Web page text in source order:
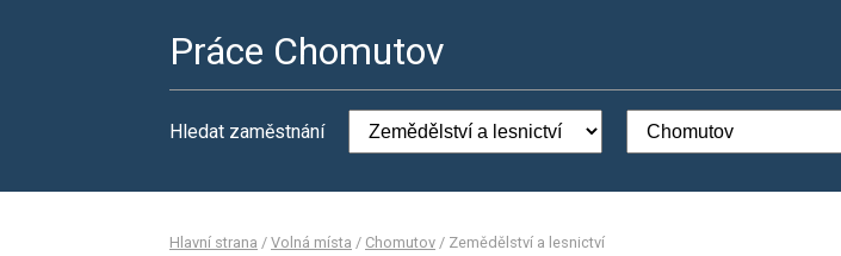
Práce Chomutov
Hledat zaměstnání
Hlavní strana / Volná místa / Chomutov / Zemědělství a lesnictví